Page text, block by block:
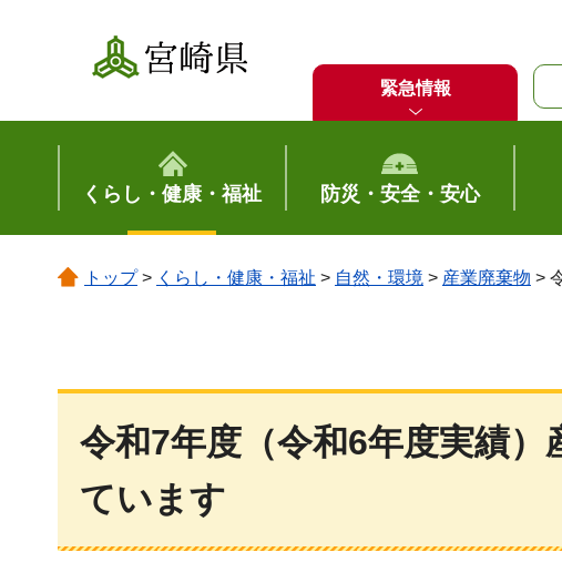
宮崎県
緊急情報
くらし・健康・福祉 防災・安全・安心
トップ> くらし・健康・福祉 > 自然・環境 > 産業廃棄物 >
令和7年度（令和6年度実績
ています